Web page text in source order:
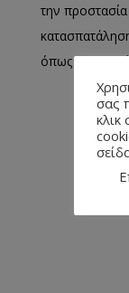
την
όπως το
σας